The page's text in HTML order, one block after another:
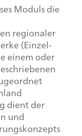
Moduls die
regionaler
(Einzel-
einem oder
dient der
und